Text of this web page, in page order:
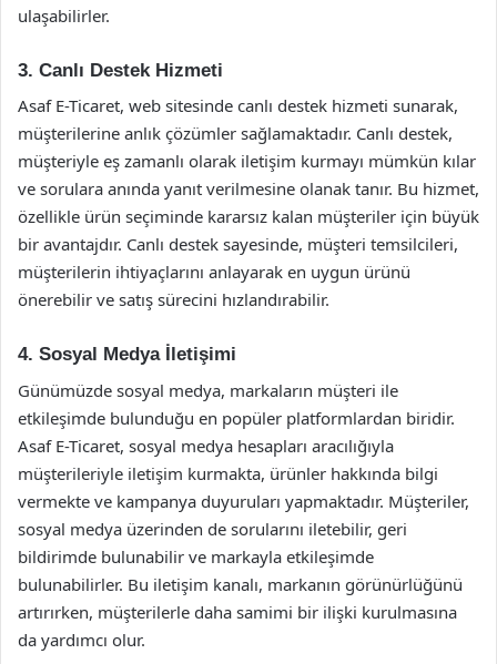
ulaşabilirler.
3. Canlı Destek Hizmeti
Asaf E-Ticaret, web sitesinde canlı destek hizmeti sunarak,
müşterilerine anlık çözümler sağlamaktadır. Canlı destek,
müşteriyle eş zamanlı olarak iletişim kurmayı mümkün kılar
ve sorulara anında yanıt verilmesine olanak tanır. Bu hizmet,
özellikle ürün seçiminde kararsız kalan müşteriler için büyük
bir avantajdır. Canlı destek sayesinde, müşteri temsilcileri,
müşterilerin ihtiyaçlarını anlayarak en uygun ürünü
önerebilir ve satış sürecini hızlandırabilir.
4. Sosyal Medya İletişimi
Günümüzde sosyal medya, markaların müşteri ile
etkileşimde bulunduğu en popüler platformlardan biridir.
Asaf E-Ticaret, sosyal medya hesapları aracılığıyla
müşterileriyle iletişim kurmakta, ürünler hakkında bilgi
vermekte ve kampanya duyuruları yapmaktadır. Müşteriler,
sosyal medya üzerinden de sorularını iletebilir, geri
bildirimde bulunabilir ve markayla etkileşimde
bulunabilirler. Bu iletişim kanalı, markanın görünürlüğünü
artırırken, müşterilerle daha samimi bir ilişki kurulmasına
da yardımcı olur.